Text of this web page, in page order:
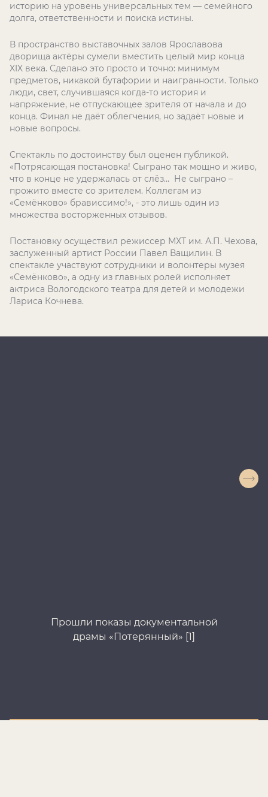
историю на уровень универсальных тем — семейного
долга, ответственности и поиска истины.
В пространство выставочных залов Ярославова
дворища актёры сумели вместить целый мир конца
XIX века. Сделано это просто и точно: минимум
предметов, никакой бутафории и наигранности. Только
люди, свет, случившаяся когда-то история и
напряжение, не отпускающее зрителя от начала и до
конца. Финал не даёт облегчения, но задаёт новые и
новые вопросы.
Спектакль по достоинству был оценен публикой.
«Потрясающая постановка! Сыграно так мощно и живо,
что в конце не удержалась от слёз… Не сыграно –
прожито вместе со зрителем. Коллегам из
«Семёнково» брависсимо!», - это лишь один из
множества восторженных отзывов.
Постановку осуществил режиссер МХТ им. А.П. Чехова,
заслуженный артист России Павел Ващилин. В
спектакле участвуют сотрудники и волонтеры музея
«Семёнково», а одну из главных ролей исполняет
актриса Вологодского театра для детей и молодежи
Лариса Кочнева.
Прошли показы документальной
драмы «Потерянный» [1]